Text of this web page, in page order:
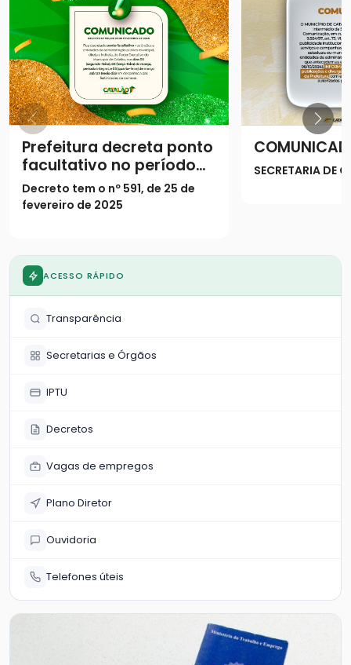
Prefeitura decreta ponto
facultativo no período
do Carnaval
Decreto tem o nº 591, de 25 de
fevereiro de 2025
SECRETARIA DE
ACESSO RÁPIDO
Transparência
Secretarias e Órgãos
IPTU
Decretos
Vagas de empregos
Plano Diretor
Ouvidoria
Telefones úteis